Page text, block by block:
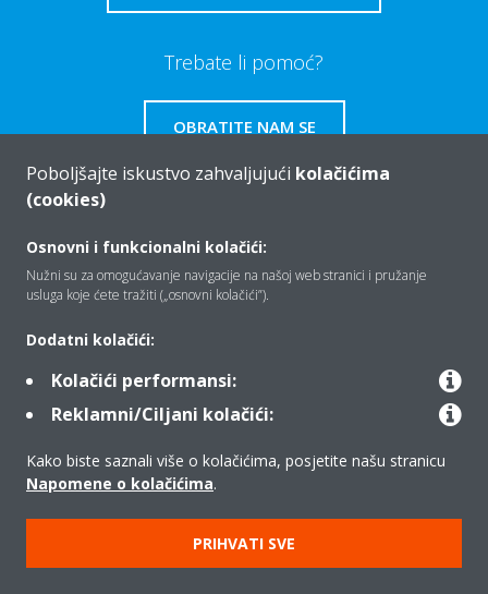
Trebate li pomoć?
OBRATITE NAM SE
Tko smo mi
Rješenja
Kontakt
Poboljšajte iskustvo zahvaljujući kolačićima
(cookies)
Osnovni i funkcionalni kolačići:
Nužni su za omogućavanje navigacije na našoj web stranici i pružanje
usluga koje ćete tražiti („osnovni kolačići”).
Dodatni kolačići:
Kolačići performansi:
Reklamni/Ciljani kolačići:
Kako biste saznali više o kolačićima, posjetite našu stranicu
Napomene o kolačićima.
PRIHVATI SVE